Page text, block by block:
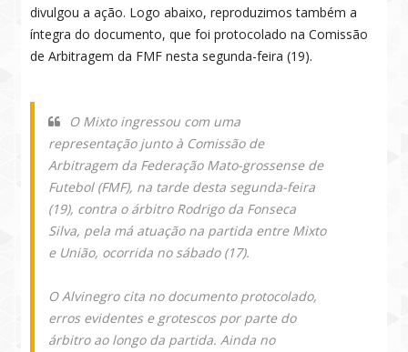
divulgou a ação. Logo abaixo, reproduzimos também a
íntegra do documento, que foi protocolado na Comissão
de Arbitragem da FMF nesta segunda-feira (19).
O Mixto ingressou com uma
representação junto à Comissão de
Arbitragem da Federação Mato-grossense de
Futebol (FMF), na tarde desta segunda-feira
(19), contra o árbitro Rodrigo da Fonseca
Silva, pela má atuação na partida entre Mixto
e União, ocorrida no sábado (17).
O Alvinegro cita no documento protocolado,
erros evidentes e grotescos por parte do
árbitro ao longo da partida. Ainda no